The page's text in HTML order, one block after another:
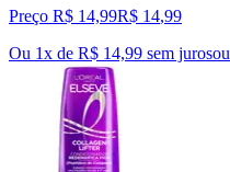
Preço R$ 14,99R$ 14,99
Ou 1x de R$ 14,99 sem jurosou